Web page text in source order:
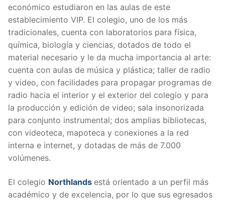
económico estudiaron en las aulas de este
establecimiento VIP. El colegio, uno de los más
tradicionales, cuenta con laboratorios para física,
química, biología y ciencias, dotados de todo el
material necesario y le da mucha importancia al arte:
cuenta con aulas de música y plástica; taller de radio
y video, con facilidades para propagar programas de
radio hacia el interior y el exterior del colegio y para
la producción y edición de video; sala insonorizada
para conjunto instrumental; dos amplias bibliotecas,
con videoteca, mapoteca y conexiones a la red
interna e internet, y dotadas de más de 7.000
volúmenes.
El colegio Northlands está orientado a un perfil más
académico y de excelencia, por lo que sus egresados